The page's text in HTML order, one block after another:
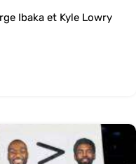
Ibaka et Kyle Lowry